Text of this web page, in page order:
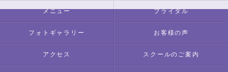
メニュー ブライダル
フォトギャラリー お客様の声
アクセス スクールのご案内